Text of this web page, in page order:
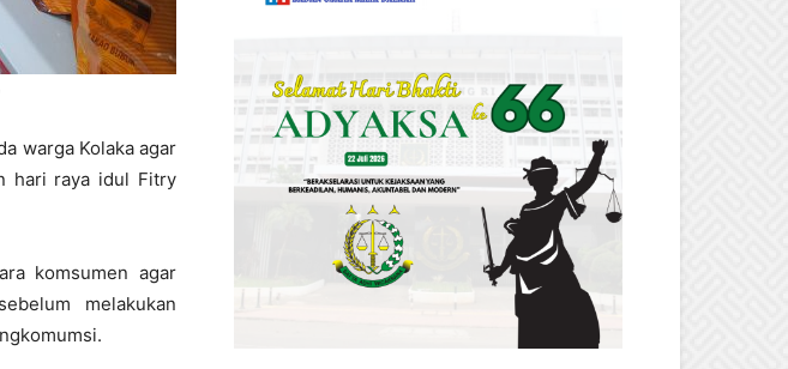
warga Kolaka agar
hari raya idul Fitry
komsumen agar
melakukan